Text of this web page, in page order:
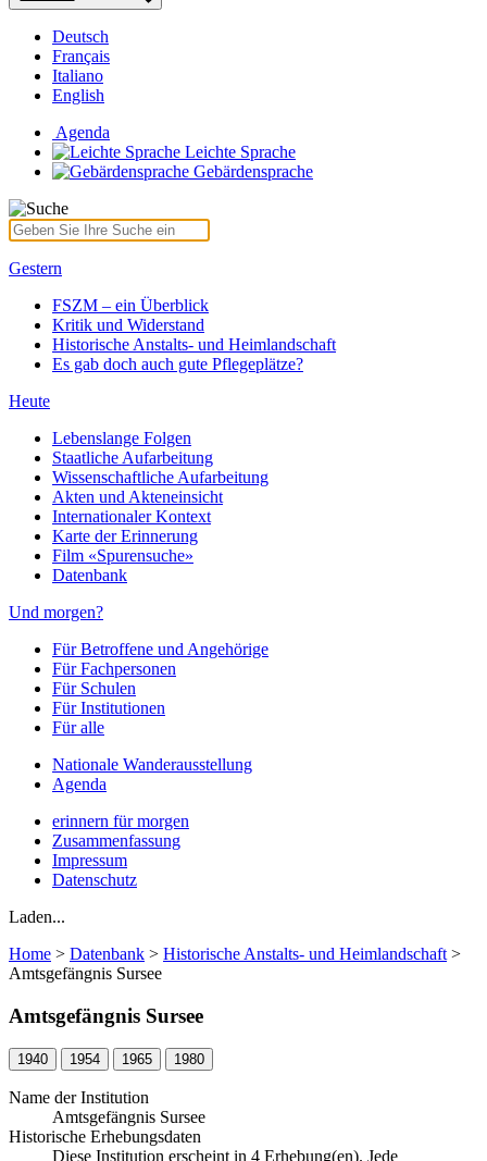
Deutsch
Français
Italiano
English
Agenda
Leichte Sprache
Gebärdensprache
Gestern
FSZM – ein Überblick
Kritik und Widerstand
Historische Anstalts- und Heimlandschaft
Es gab doch auch gute Pflegeplätze?
Heute
Lebenslange Folgen
Staatliche Aufarbeitung
Wissenschaftliche Aufarbeitung
Akten und Akteneinsicht
Internationaler Kontext
Karte der Erinnerung
Film «Spurensuche»
Datenbank
Und morgen?
Für Betroffene und Angehörige
Für Fachpersonen
Für Schulen
Für Institutionen
Für alle
Nationale Wanderausstellung
Agenda
erinnern für morgen
Zusammenfassung
Impressum
Datenschutz
Laden...
Home > Datenbank > Historische Anstalts- und Heimlandschaft >
Amtsgefängnis Sursee
Amtsgefängnis Sursee
1940 1954 1965 1980
Name der Institution
Amtsgefängnis Sursee
Historische Erhebungsdaten
Diese Institution erscheint in 4 Erhebung(en). Jede